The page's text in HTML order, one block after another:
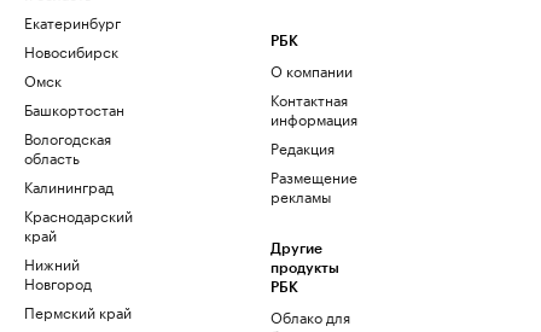
Екатеринбург
Новосибирск
Омск
Башкортостан
Вологодская
область
Калининград
Краснодарский
край
Нижний
Новгород
Пермский край
РБК
О компании
Контактная
информация
Редакция
Размещение
рекламы
Другие
продукты
РБК
Облако для